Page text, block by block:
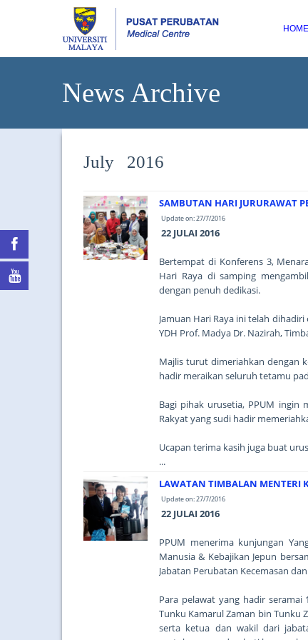
HOME
News Archive
July 2016
SAMBUTAN HARI JURURAWAT
Update on: 27/7/2016
22 JULAI 2016
Bertempat di Konferens 3,
Hari Raya di samping
dengan penuh dedikasi.
Jamuan Hari Raya ini telah
YDH Prof. Madya Dr. Nazirah,
Majlis turut dimeriahkan dengan
hadir meraikan seluruh tetamu
Bagi pihak urusetia, PPUM ingin
Rakyat yang sudi hadir
Ucapan terima kasih juga buat
...
LAWATAN TIMBALAN MENTERI
Update on: 27/7/2016
22 JULAI 2016
PPUM menerima kunjungan
Manusia & Kebajikan Jepun
Jabatan Perubatan Kecemasan
Para pelawat yang hadir
Tunku Kamarul Zaman bin Tunku
serta ketua dan wakil dari